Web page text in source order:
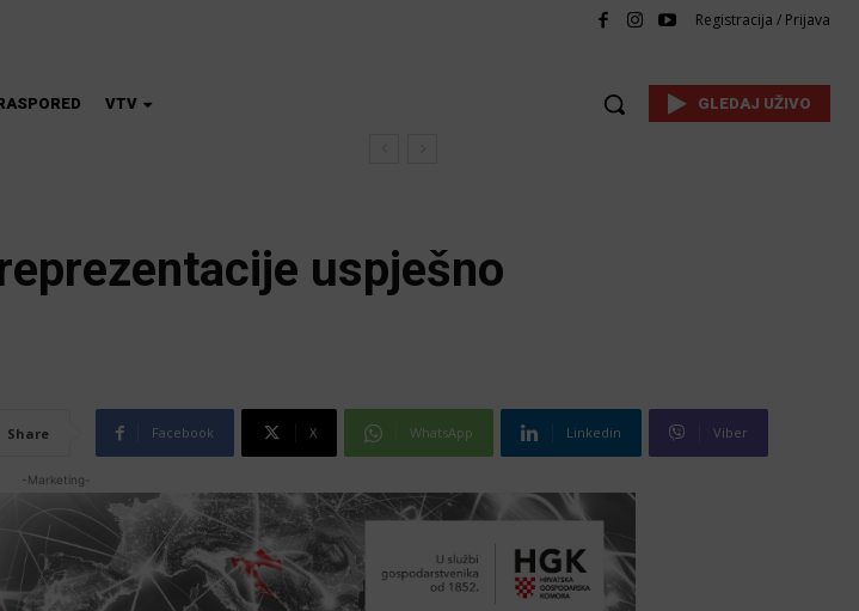
Registracija / Prijava
VTV GLEDAJ UŽIVO
uspješno
Share Facebook X WhatsApp Linkedin Viber
-Marketing-